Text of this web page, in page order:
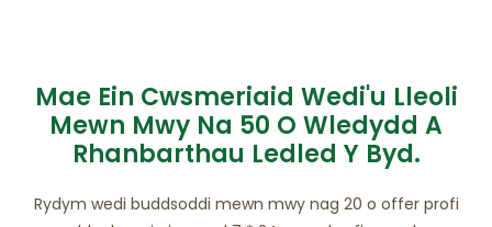
Mae Ein Cwsmeriaid Wedi'u Lleoli
Mewn Mwy Na 50 O Wledydd A
Rhanbarthau Ledled Y Byd.
Rydym wedi buddsoddi mewn mwy nag 20 o offer profi